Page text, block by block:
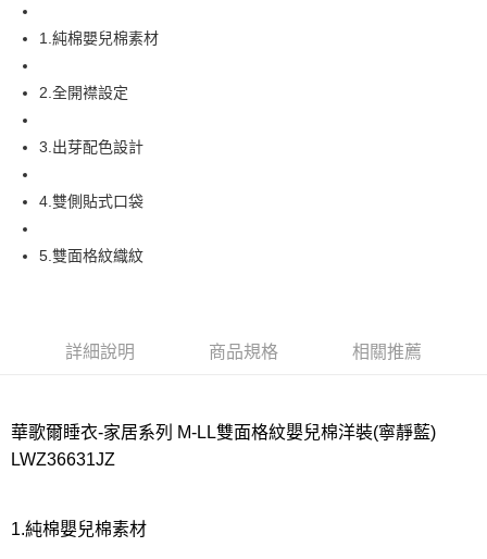
全家取貨付款
每筆NT$80，滿NT$1,000(含以上)免運費
付款後全家取貨
7-11取貨付款
付款後7-11取貨
每筆NT$80，滿NT$1,000(含以上)免運費
付款後門市自取
每筆NT$80，滿NT$1,000(含以上)免運費
1.純棉嬰兒棉素材
2.全開襟設定
3.出芽配色設計
4.雙側貼式口袋
5.雙面格紋織紋
詳細說明 商品規格 相關推薦
華歌爾睡衣-家居系列 M-LL雙面格紋嬰兒棉洋裝(寧靜藍)
LWZ36631JZ
1.純棉嬰兒棉素材